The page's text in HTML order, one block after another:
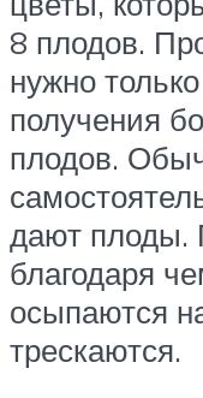
8 плодов.
нужно
получения
плодов.
дают плоды.
благодаря
осыпаются
трескаются.